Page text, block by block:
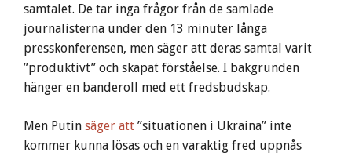
samtalet. De tar inga frågor från de samlade
journalisterna under den 13 minuter långa
presskonferensen, men säger att deras samtal varit
”produktivt” och skapat förståelse. I bakgrunden
hänger en banderoll med ett fredsbudskap.
Men Putin säger att ”situationen i Ukraina” inte
kommer kunna lösas och en varaktig fred uppnås